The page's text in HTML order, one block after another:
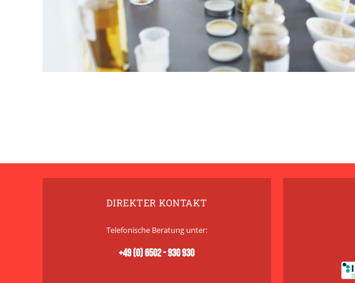
DIREKTER KONTAKT
Telefonische Beratung unter:
+49 (0) 6502 - 930 930